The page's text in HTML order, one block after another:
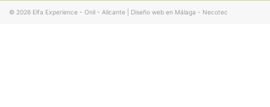
© 2026 Elfa Experience - Onil - Alicante Diseño web en Málaga - Necotec